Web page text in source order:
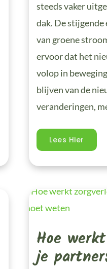
steeds vaker
dak. De
van groene
ervoor dat het
volop in
blijven van de
veranderingen,
Lees Hier
Hoe
je
Werkt
Zorgverlof
Partner:
Alles
Je
Moet